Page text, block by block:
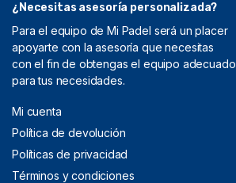
¿Necesitas asesoría personalizada?
Para el equipo de Mi Padel será un placer
apoyarte con la asesoría que necesitas
con el fin de obtengas el equipo adecuado
para tus necesidades.
Mi cuenta
Política de devolución
Políticas de privacidad
Términos y condiciones